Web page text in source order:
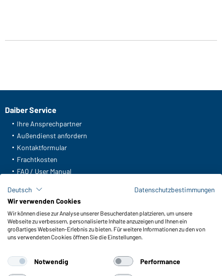
Daiber Service
Ihre Ansprechpartner
Außendienst anfordern
Kontaktformular
Frachtkosten
FAQ / User Manual
Meldeportal nach Hinweisgeberschutz
Funktionen & Pflege
Produkteigenschaften
Pflegehinweise
Farben
Deutsch
Datenschutzbestimmungen
Wir verwenden Cookies
Wir können diese zur Analyse unserer Besucherdaten platzieren, um unsere
Webseite zu verbessern, personalisierte Inhalte anzuzeigen und Ihnen ein
großartiges Webseiten-Erlebnis zu bieten. Für weitere Informationen zu den von
uns verwendeten Cookies öffnen Sie die Einstellungen.
Notwendig Performance